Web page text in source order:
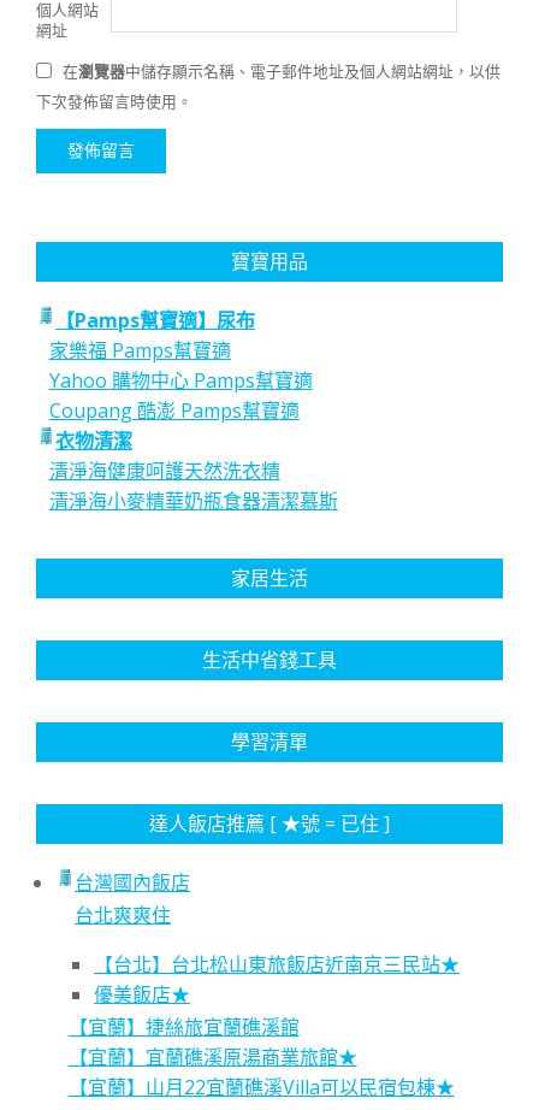
個人網站
網址
在瀏覽器中儲存顯示名稱、電子郵件地址及個人網站網址，以供
下次發佈留言時使用。
寶寶用品
【Pamps幫寶適】尿布
家樂福 Pamps幫寶適
Yahoo 購物中心 Pamps幫寶適
Coupang 酷澎 Pamps幫寶適
衣物清潔
清淨海健康呵護天然洗衣精
清淨海小麥精華奶瓶食器清潔慕斯
家居生活
生活中省錢工具
學習清單
達人飯店推薦 [ ★號 = 已住 ]
台灣國內飯店
台北爽爽住
【台北】台北松山東旅飯店近南京三民站★
優美飯店★
【宜蘭】捷絲旅宜蘭礁溪館
【宜蘭】宜蘭礁溪原湯商業旅館★
【宜蘭】山月22宜蘭礁溪Villa可以民宿包棟★